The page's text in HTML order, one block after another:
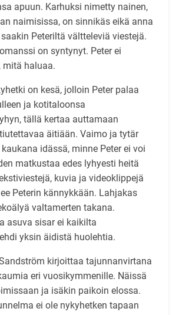
apuun. Karhuksi nimetty nainen,
naimisissa, on sinnikäs eikä anna
Peteriltä vältteleviä viestejä.
on syntynyt. Peter ei
mitä haluaa.
on kesä, jolloin Peter palaa
ja kotitaloonsa
tällä kertaa auttamaan
äitiään. Vaimo ja tytär
idässä, minne Peter ei voi
matkustaa edes lyhyesti heitä
kuvia ja videoklippejä
Peterin kännykkään. Lahjakas
valtamerten takana.
asuva sisar ei kaikilta
yksin äidistä huolehtia.
kirjoittaa tajunnanvirtana
eri vuosikymmenille. Näissä
ja isäkin paikoin elossa.
ei ole nykyhetken tapaan